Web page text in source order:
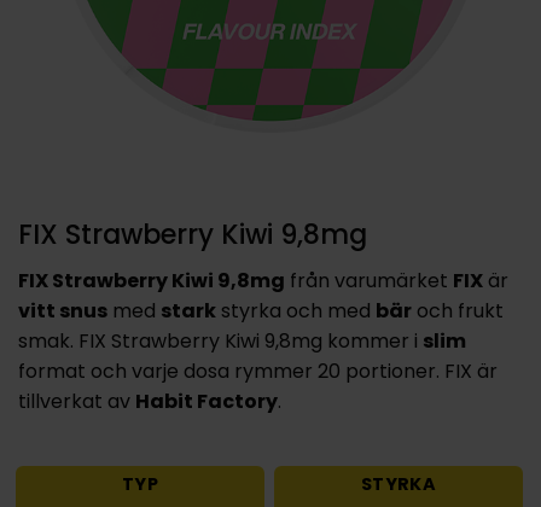
FIX Strawberry Kiwi 9,8mg
FIX Strawberry Kiwi 9,8mg från varumärket FIX är
vitt snus med stark styrka och med bär och frukt
smak. FIX Strawberry Kiwi 9,8mg kommer i slim
format och varje dosa rymmer 20 portioner. FIX är
tillverkat av Habit Factory.
TYP STYRKA